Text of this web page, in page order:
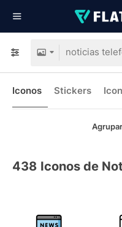
Iconos Stickers
438 Iconos de